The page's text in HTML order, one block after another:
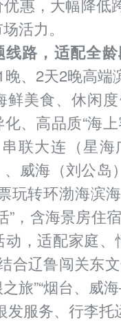
惠，大幅降低
活力。
路，适配全龄
晚、2天2晚高
鲜美食、休闲
、高品质“海
串联大连（星
威海（刘公岛
玩转环渤海滨
”，含海景房住
动，适配家庭
结合辽鲁闯关东
旅”“烟台、威
发服务、行李